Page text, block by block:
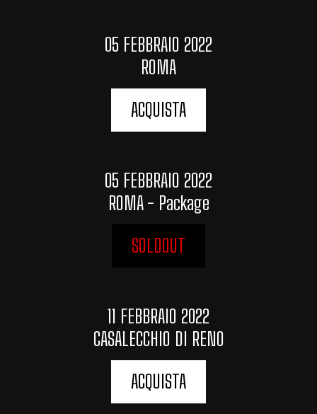
05 FEBBRAIO 2022
ROMA
ACQUISTA
05 FEBBRAIO 2022
ROMA - Package
SOLDOUT
11 FEBBRAIO 2022
CASALECCHIO DI RENO
ACQUISTA